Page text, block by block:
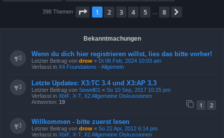
398 Themen Seite 1von8
1 2 3 4 5 8
Bekanntmachungen
Wenn du dich hier registrieren willst, lies das bitte vorher!
Letzter Beitrag von drow « Di 06 Feb, 2024 10:03 am
Verfasst in X4 Foundations - Allgemein
Letzte Updates: X3:TC 3.4 und X3:AP 3.3
Letzter Beitrag von Sewell01 « So 10 Sep, 2017 10:25 pm
Verfasst in XbtF, X-T, X2 Allgemeine Diskussionen
Antworten: 19 1 2
Willkommen - bitte zuerst lesen
Letzter Beitrag von drow « So 22 Apr, 2012 6:14 pm
Verfasst in XbtF, X-T, X2 Allgemeine Diskussionen